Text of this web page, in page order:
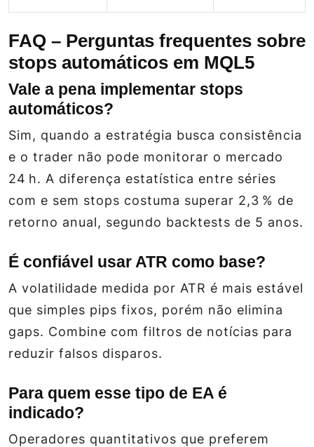
FAQ – Perguntas frequentes sobre
stops automáticos em MQL5
Vale a pena implementar stops
automáticos?
Sim, quando a estratégia busca consistência
e o trader não pode monitorar o mercado
24 h. A diferença estatística entre séries
com e sem stops costuma superar 2,3 % de
retorno anual, segundo backtests de 5 anos.
É confiável usar ATR como base?
A volatilidade medida por ATR é mais estável
que simples pips fixos, porém não elimina
gaps. Combine com filtros de notícias para
reduzir falsos disparos.
Para quem esse tipo de EA é
indicado?
Operadores quantitativos que preferem